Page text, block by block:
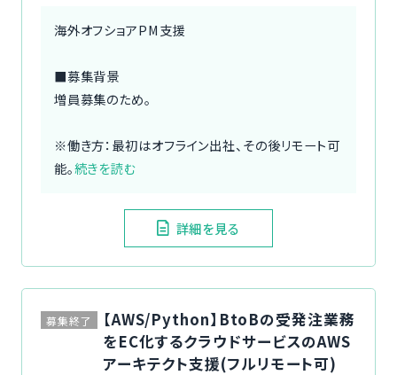
海外オフショアPM支援
■募集背景
増員募集のため。
※働き方：最初はオフライン出社、その後リモート可
能。続きを読む
詳細を見る
募集終了
【AWS/Python】BtoBの受発注業務
をEC化するクラウドサービスのAWS
アーキテクト支援(フルリモート可)